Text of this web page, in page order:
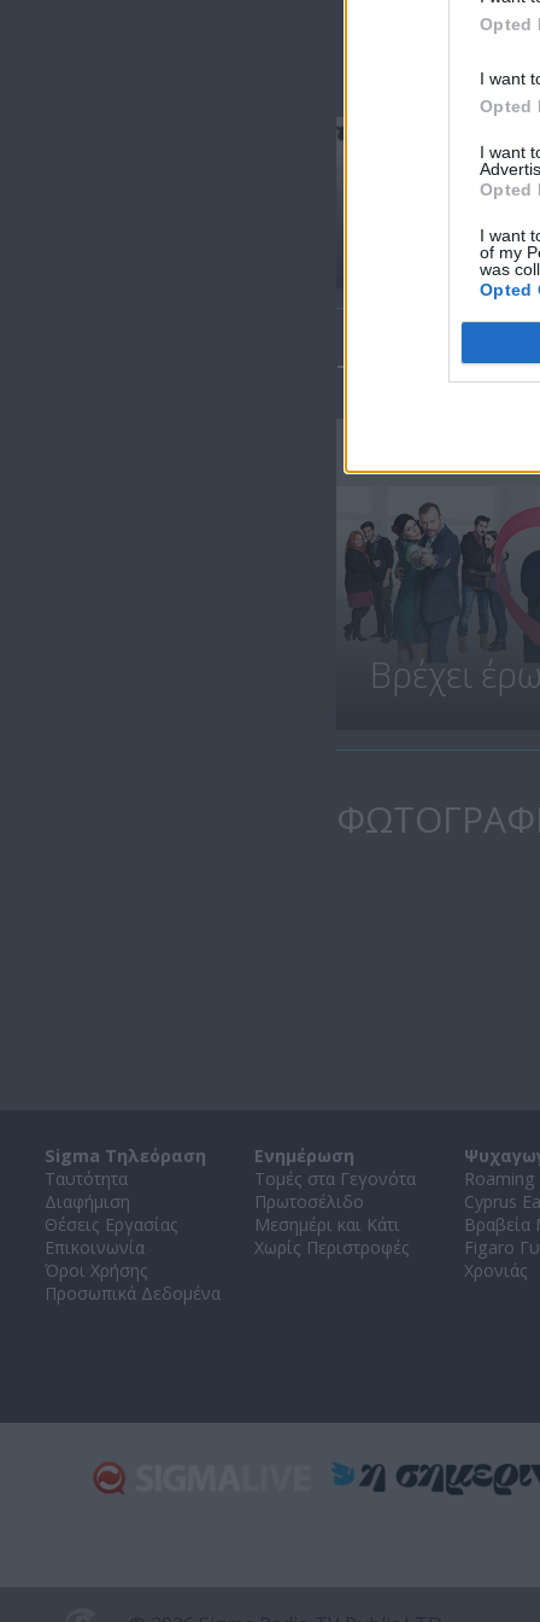
Opted
I want
Opted
I want
Opted
I want
of my
was
Opted
Βρέχει έρωτα
ΤΕΛΕΥΤΑΙΑ
Βρέχει
Sigma Τηλεόραση
Ταυτότητα
Διαφήμιση
Θέσεις Εργασίας
Επικοινωνία
Όροι Χρήσης
Προσωπικά Δεδομένα
Ενημέρωση
Τομές στα Γεγονότα
Πρωτοσέλιδο
Μεσημέρι και Κάτι
Χωρίς Περιστροφές
Roaming
Cyprus
Βραβεία
Figaro
Χρονιάς